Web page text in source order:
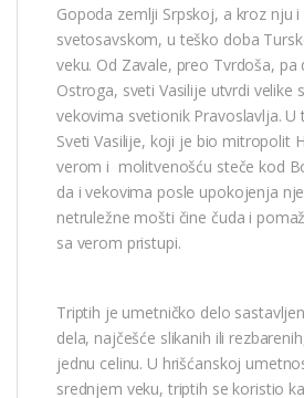
Gopoda zemlji Srpskoj, a kroz nju
svetosavskom, u teško doba
veku. Od Zavale, preo Tvrdoša,
Ostroga, sveti Vasilije utvrdi velike
vekovima svetionik Pravoslavlja.
Sveti Vasilije, koji je bio mitropolit
verom i molitvenošću steče kod
da i vekovima posle upokojenja
netruležne mošti čine čuda i
sa verom pristupi.
Triptih je umetničko delo
dela, najčešće slikanih ili
jednu celinu. U hrišćanskoj
srednjem veku, triptih se koristio